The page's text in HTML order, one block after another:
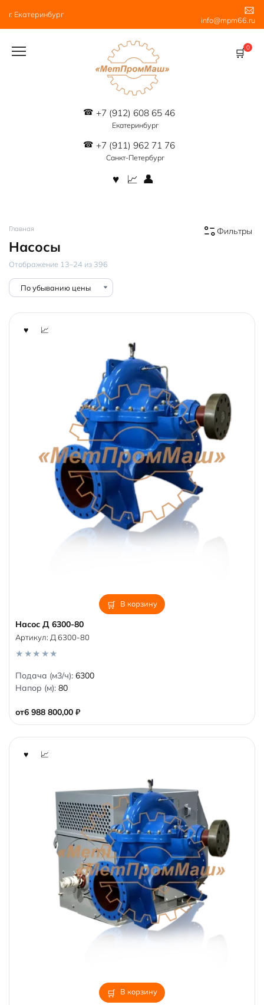
содержанию
г. Екатеринбург
info@mpm66.ru
+7 (912) 608 65 46
Екатеринбург
+7 (911) 962 71 76
Санкт-Петербург
0
Главная
Насосы
Отображение 13–24 из 396
убыванию
В корзину
Насос Д 6300-80
от6 988 800,00 ₽
Артикул: Д 6300-80
0
o
u
f
5
Подача (м3/ч): 6300
Напор (м): 80
В корзину
Фильтры